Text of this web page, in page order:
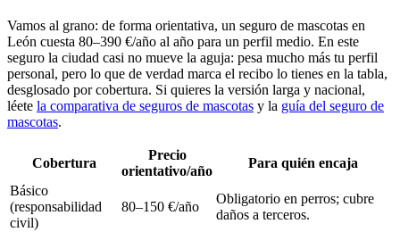
Vamos al grano: de forma orientativa, un seguro de mascotas en
León cuesta 80–390 €/año al año para un perfil medio. En este
seguro la ciudad casi no mueve la aguja: pesa mucho más tu perfil
personal, pero lo que de verdad marca el recibo lo tienes en la tabla,
desglosado por cobertura. Si quieres la versión larga y nacional,
léete la comparativa de seguros de mascotas y la guía del seguro de
mascotas.
Cobertura
Precio
orientativo/año
Para quién encaja
Básico
(responsabilidad
civil)
80–150 €/año
Obligatorio en perros; cubre
daños a terceros.